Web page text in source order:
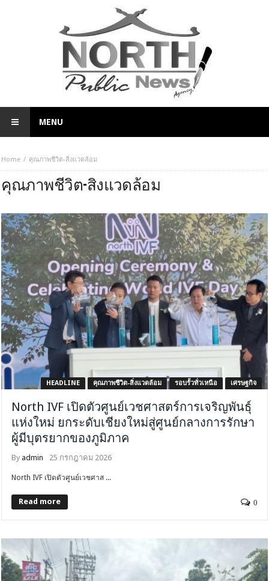
MENU
Home คุณภาพชีวิต-สิ่งแวดล้อม
คุณภาพชีวิต-สิ่งแวดล้อม
HEADLINE คุณภาพชีวิต-สิ่งแวดล้อม รอบรั้วทั่วเหนือ เศรษฐกิจ
North IVF เปิดตัวศูนย์เวชศาสตร์การเจริญพันธุ์
แห่งใหม่ ยกระดับเชียงใหม่สู่ศูนย์กลางการรักษา
ผู้มีบุตรยากของภูมิภาค
By admin 25 กรกฎาคม 2026
North IVF เปิดตัวศูนย์เวชศาส ...
Read more 0